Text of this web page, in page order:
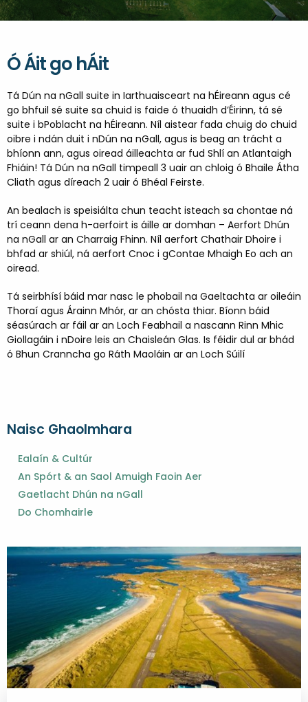
NGALL
Ó Áit go hÁit
Tá Dún na nGall suite in Iarthuaisceart na hÉireann agus cé
go bhfuil sé suite sa chuid is faide ó thuaidh d’Éirinn, tá sé
suite i bPoblacht na hÉireann. Níl aistear fada chuig do chuid
oibre i ndán duit i nDún na nGall, agus is beag an trácht a
bhíonn ann, agus oiread áilleachta ar fud Shlí an Atlantaigh
Fhiáin! Tá Dún na nGall timpeall 3 uair an chloig ó Bhaile Átha
Cliath agus díreach 2 uair ó Bhéal Feirste.
An bealach is speisiálta chun teacht isteach sa chontae ná
trí ceann dena h-aerfoirt is áille ar domhan – Aerfort Dhún
na nGall ar an Charraig Fhinn. Níl aerfort Chathair Dhoire i
bhfad ar shiúl, ná aerfort Cnoc i gContae Mhaigh Eo ach an
oiread.
Tá seirbhísí báid mar nasc le phobail na Gaeltachta ar oileáin
Thoraí agus Árainn Mhór, ar an chósta thiar. Bíonn báid
séasúrach ar fáil ar an Loch Feabhail a nascann Rinn Mhic
Giollagáin i nDoire leis an Chaisleán Glas. Is féidir dul ar bhád
ó Bhun Cranncha go Ráth Maoláin ar an Loch Súilí
Naisc Ghaolmhara
Ealaín & Cultúr
An Spórt & an Saol Amuigh Faoin Aer
Gaetlacht Dhún na nGall
Do Chomhairle